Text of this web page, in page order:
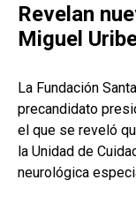
Revelan
Miguel
La Fundación
precandidato
el que se reveló
la Unidad de
neurológica